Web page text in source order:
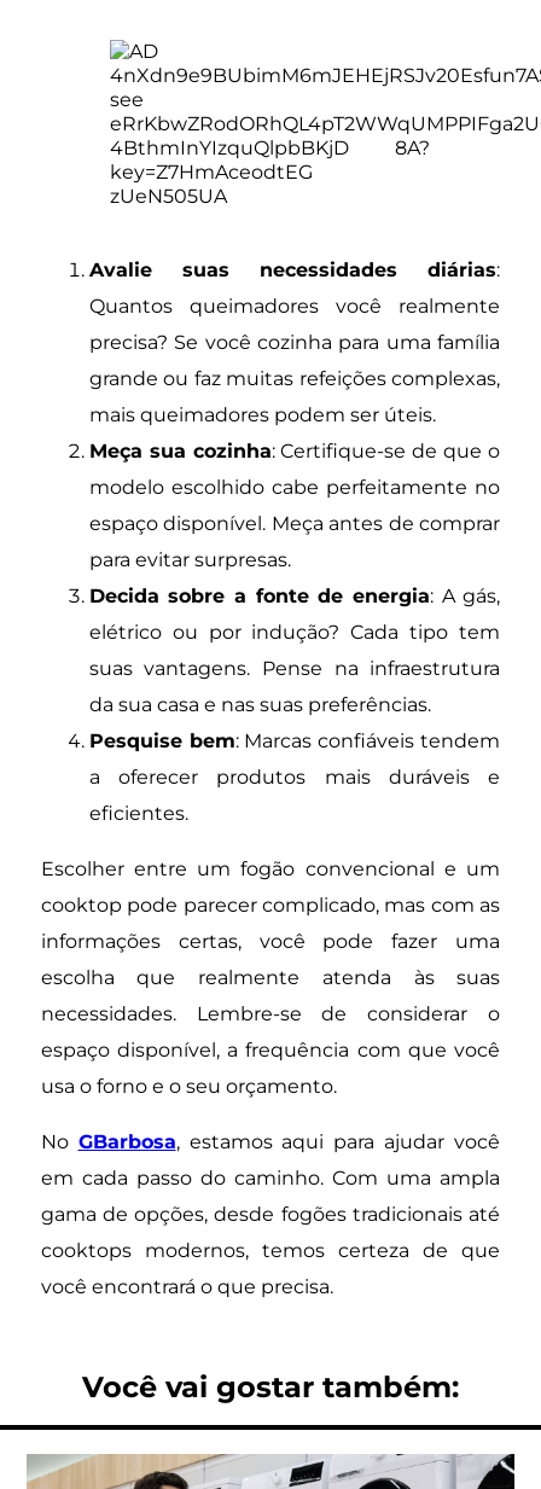
Avalie suas necessidades diárias:
Quantos queimadores você realmente
precisa? Se você cozinha para uma família
grande ou faz muitas refeições complexas,
mais queimadores podem ser úteis.
Meça sua cozinha: Certifique-se de que o
modelo escolhido cabe perfeitamente no
espaço disponível. Meça antes de comprar
para evitar surpresas.
Decida sobre a fonte de energia: A gás,
elétrico ou por indução? Cada tipo tem
suas vantagens. Pense na infraestrutura
da sua casa e nas suas preferências.
Pesquise bem: Marcas confiáveis tendem
a oferecer produtos mais duráveis e
eficientes.
Escolher entre um fogão convencional e um
cooktop pode parecer complicado, mas com as
informações certas, você pode fazer uma
escolha que realmente atenda às suas
necessidades. Lembre-se de considerar o
espaço disponível, a frequência com que você
usa o forno e o seu orçamento.
No GBarbosa, estamos aqui para ajudar você
em cada passo do caminho. Com uma ampla
gama de opções, desde fogões tradicionais até
cooktops modernos, temos certeza de que
você encontrará o que precisa.
Você vai gostar também: